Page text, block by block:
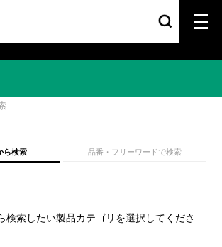
ら検索 品番・フリーワードで検索
検索したい製品カテゴリを選択してくださ